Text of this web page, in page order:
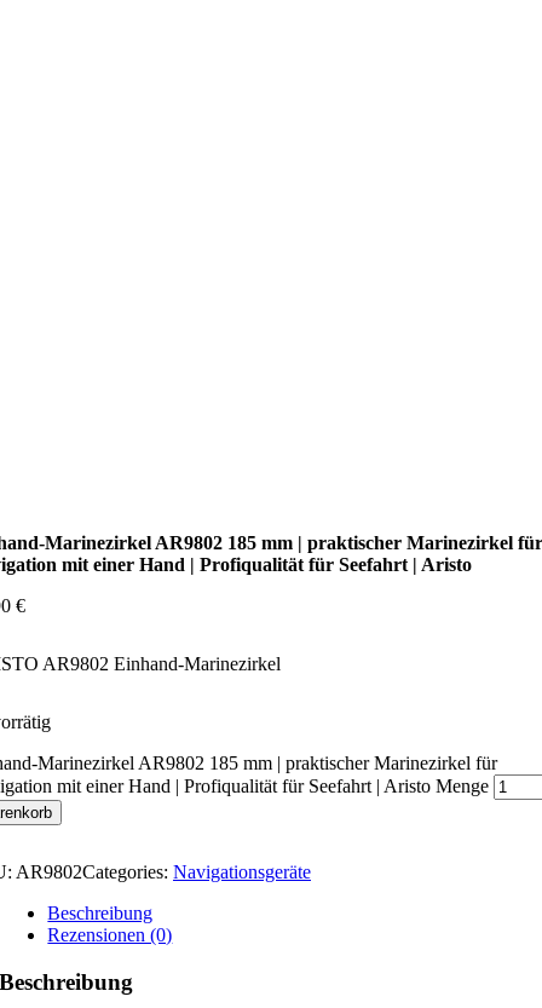
Marinezirkel AR9802 185 mm | praktischer Marinezirkel für
mit einer Hand | Profiqualität für Seefahrt | Aristo
€
AR9802 Einhand-Marinezirkel
Marinezirkel AR9802 185 mm | praktischer Marinezirkel für
mit einer Hand | Profiqualität für Seefahrt | Aristo Menge
AR9802Categories: Navigationsgeräte
Beschreibung
Rezensionen (0)
Beschreibung